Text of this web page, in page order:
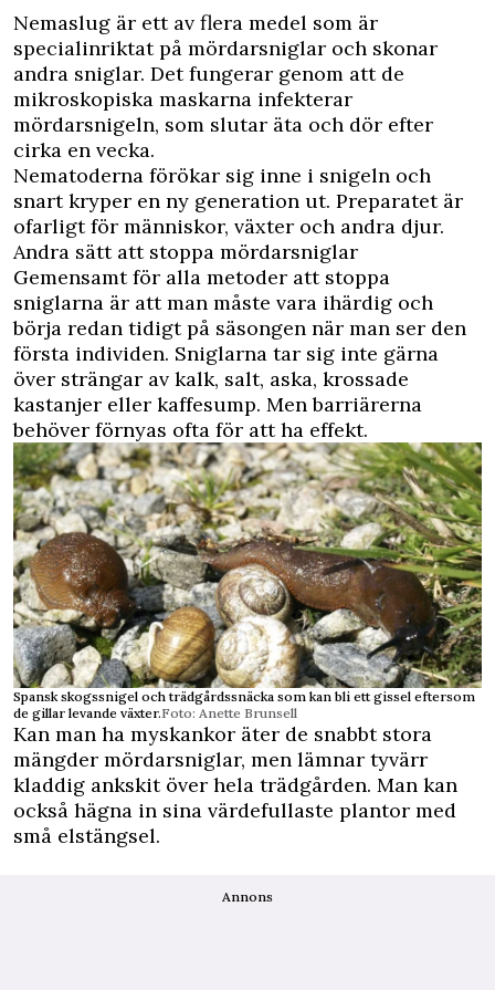
Nemaslug är ett av flera medel som är
specialinriktat på mördarsniglar och skonar
andra sniglar. Det fungerar genom att de
mikroskopiska maskarna infekterar
mördarsnigeln, som slutar äta och dör efter
cirka en vecka.
Nematoderna förökar sig inne i snigeln och
snart kryper en ny generation ut. Preparatet är
ofarligt för människor, växter och andra djur.
Andra sätt att stoppa mördarsniglar
Gemensamt för alla metoder att stoppa
sniglarna är att man måste vara ihärdig och
börja redan tidigt på säsongen när man ser den
första individen. Sniglarna tar sig inte gärna
över strängar av kalk, salt, aska, krossade
kastanjer eller kaffesump. Men barriärerna
behöver förnyas ofta för att ha effekt.
Spansk skogssnigel och trädgårdssnäcka som kan bli ett gissel eftersom
de gillar levande växter.Foto: Anette Brunsell
Kan man ha myskankor äter de snabbt stora
mängder mördarsniglar, men lämnar tyvärr
kladdig ankskit över hela trädgården. Man kan
också hägna in sina värdefullaste plantor med
små elstängsel.
Annons